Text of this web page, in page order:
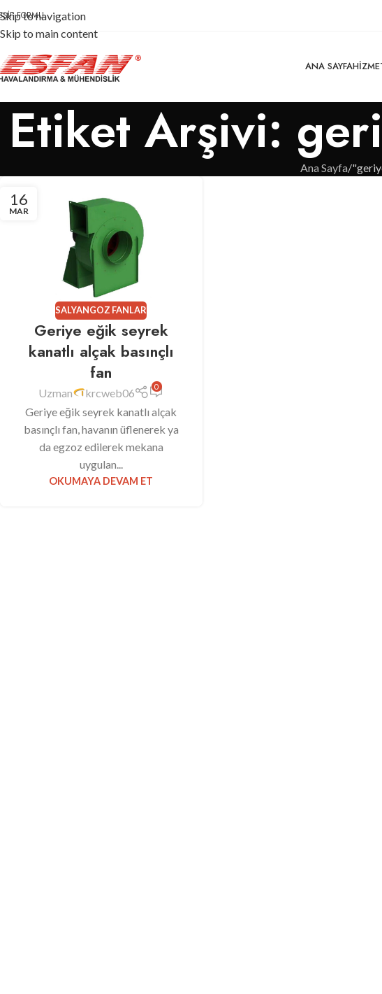
Skip to navigation
Skip to main content
FORMU
ANA SAYFA
Etiket Arşivi:
Ana Sayfa
16
MAR
SALYANGOZ FANLAR
Geriye eğik seyrek
kanatlı alçak basınçlı
fan
Uzman krcweb06 0
Geriye eğik seyrek kanatlı alçak
basınçlı fan, havanın üflenerek ya
da egzoz edilerek mekana
uygulan...
OKUMAYA DEVAM ET